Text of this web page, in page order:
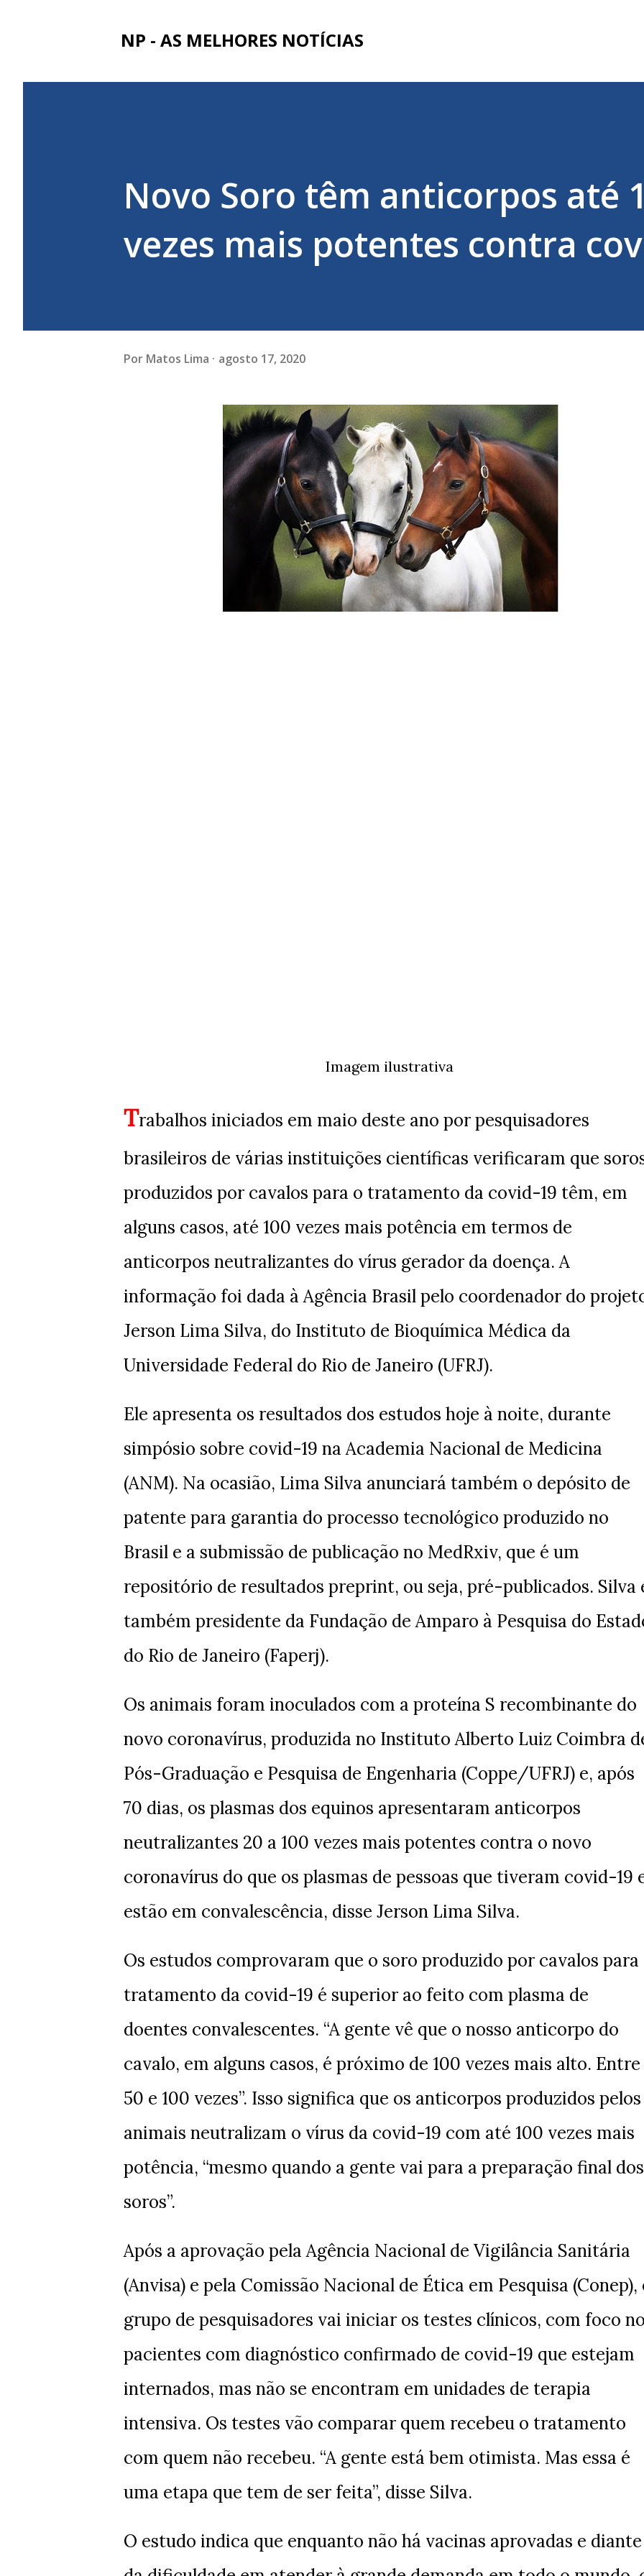
NP - AS MELHORES NOTÍCIAS
Novo Soro têm anticorpos até
vezes mais potentes contra
Por Matos Lima agosto 17, 2020
Imagem ilustrativa
Trabalhos iniciados em maio deste ano por pesquisadores
brasileiros de várias instituições científicas verificaram que
produzidos por cavalos para o tratamento da covid-19 têm, em
alguns casos, até 100 vezes mais potência em termos de
anticorpos neutralizantes do vírus gerador da doença. A
informação foi dada à Agência Brasil pelo coordenador do
Jerson Lima Silva, do Instituto de Bioquímica Médica da
Universidade Federal do Rio de Janeiro (UFRJ).
Ele apresenta os resultados dos estudos hoje à noite, durante
simpósio sobre covid-19 na Academia Nacional de Medicina
(ANM). Na ocasião, Lima Silva anunciará também o depósito de
patente para garantia do processo tecnológico produzido no
Brasil e a submissão de publicação no MedRxiv, que é um
repositório de resultados preprint, ou seja, pré-publicados. Silva
também presidente da Fundação de Amparo à Pesquisa do
do Rio de Janeiro (Faperj).
Os animais foram inoculados com a proteína S recombinante do
novo coronavírus, produzida no Instituto Alberto Luiz Coimbra
Pós-Graduação e Pesquisa de Engenharia (Coppe/UFRJ) e, após
70 dias, os plasmas dos equinos apresentaram anticorpos
neutralizantes 20 a 100 vezes mais potentes contra o novo
coronavírus do que os plasmas de pessoas que tiveram covid-19
estão em convalescência, disse Jerson Lima Silva.
Os estudos comprovaram que o soro produzido por cavalos para
tratamento da covid-19 é superior ao feito com plasma de
doentes convalescentes. “A gente vê que o nosso anticorpo do
cavalo, em alguns casos, é próximo de 100 vezes mais alto. Entre
50 e 100 vezes”. Isso significa que os anticorpos produzidos pelos
animais neutralizam o vírus da covid-19 com até 100 vezes mais
potência, “mesmo quando a gente vai para a preparação final dos
soros”.
Após a aprovação pela Agência Nacional de Vigilância Sanitária
(Anvisa) e pela Comissão Nacional de Ética em Pesquisa (Conep),
grupo de pesquisadores vai iniciar os testes clínicos, com foco
pacientes com diagnóstico confirmado de covid-19 que estejam
internados, mas não se encontram em unidades de terapia
intensiva. Os testes vão comparar quem recebeu o tratamento
com quem não recebeu. “A gente está bem otimista. Mas essa é
uma etapa que tem de ser feita”, disse Silva.
O estudo indica que enquanto não há vacinas aprovadas e diante